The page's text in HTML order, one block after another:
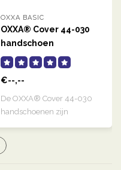
OXXA BASIC
OXXA® Cover 44-030
handschoen
€--,--
De OXXA® Cover 44-030
handschoenen zijn